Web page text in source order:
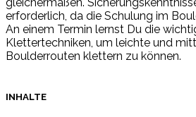
erforderlich, da die Schulung im
An einem Termin lernst Du die
Klettertechniken, um leichte und
Boulderrouten klettern zu können.
INHALTE